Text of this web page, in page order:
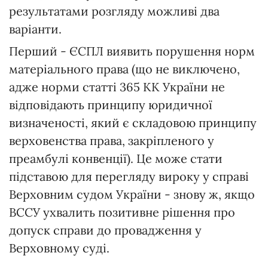
результатами розгляду можливі два
варіанти.
Перший - ЄСПЛ виявить порушення норм
матеріального права (що не виключено,
адже норми статті 365 КК України не
відповідають принципу юридичної
визначеності, який є складовою принципу
верховенства права, закріпленого у
преамбулі конвенції). Це може стати
підставою для перегляду вироку у справі
Верховним судом України - знову ж, якщо
ВССУ ухвалить позитивне рішення про
допуск справи до провадження у
Верховному суді.